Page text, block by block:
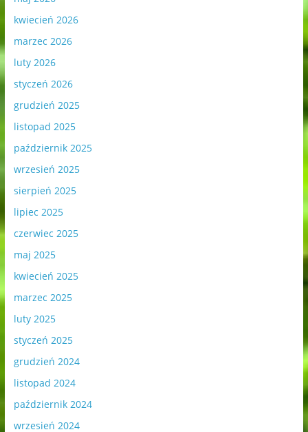
kwiecień 2026
marzec 2026
luty 2026
styczeń 2026
grudzień 2025
listopad 2025
październik 2025
wrzesień 2025
sierpień 2025
lipiec 2025
czerwiec 2025
maj 2025
kwiecień 2025
marzec 2025
luty 2025
styczeń 2025
grudzień 2024
listopad 2024
październik 2024
wrzesień 2024